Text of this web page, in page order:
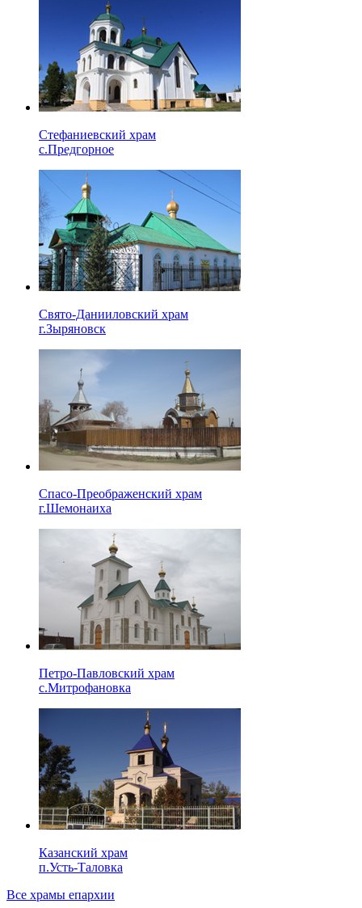
Стефаниевский храм
с.Предгорное
Свято-Данииловский храм
г.Зыряновск
Спасо-Преображенский храм
г.Шемонаиха
Петро-Павловский храм
с.Митрофановка
Казанский храм
п.Усть-Таловка
Все храмы епархии